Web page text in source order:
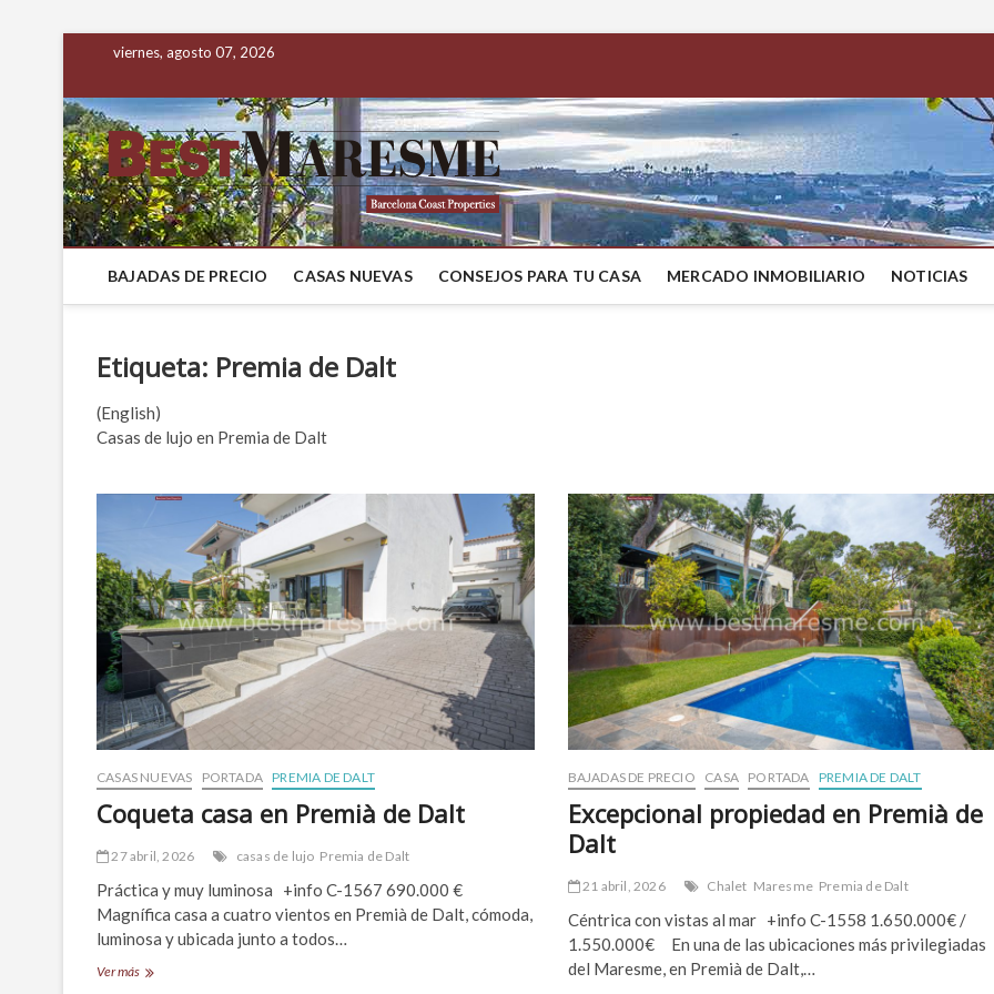
viernes, agosto 07, 2026
BestMaresme
COMPRAR CASA EN EL MARESME
BAJADAS DE PRECIO CASAS NUEVAS CONSEJOS PARA TU CASA MERCADO INMOBILIARIO NOTICIAS
Etiqueta: Premia de Dalt
(English)
Casas de lujo en Premia de Dalt
CASAS NUEVAS PORTADA PREMIA DE DALT
Coqueta casa en Premià de Dalt
27 abril, 2026 casas de lujo Premia de Dalt
Práctica y muy luminosa +info C-1567 690.000 €
Magnífica casa a cuatro vientos en Premià de Dalt, cómoda,
luminosa y ubicada junto a todos…
Ver másCoqueta
BAJADAS DE PRECIO CASA PORTADA PREMIA DE DALT
Excepcional propiedad en Premià de
Dalt
21 abril, 2026 Chalet Maresme Premia de Dalt
Céntrica con vistas al mar +info C-1558 1.650.000€ /
1.550.000€ En una de las ubicaciones más privilegiadas
del Maresme, en Premià de Dalt,…